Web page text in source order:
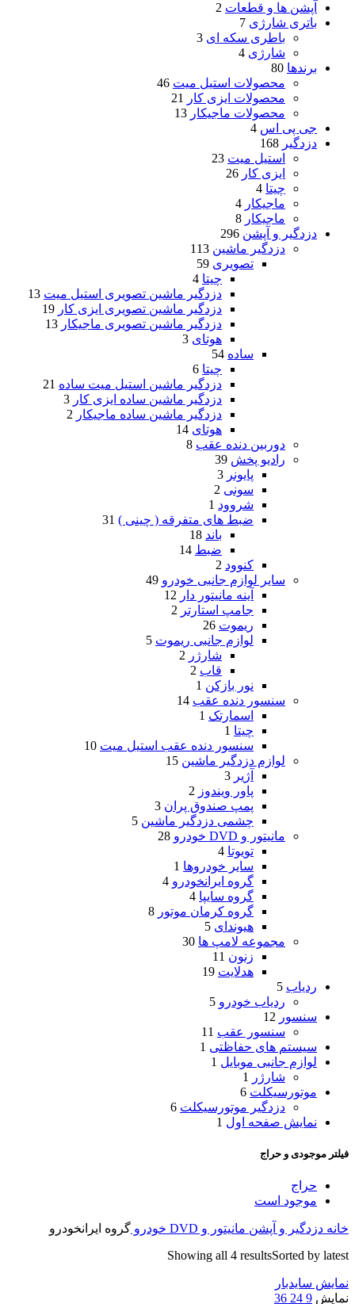
آپشن ها و قطعات 2
باتری شارژی 7
باطری سکه ای 3
شارژی 4
برندها 80
محصولات استیل میت 46
محصولات ایزی کار
21
محصولات ماجیکار 13
جی پی اس 4
دزدگیر 168
استیل میت 23
ایزی کار 26
چیتا 4
ماجیکار 4
ماجیکار 8
دزدگیر و آپشن 296
دزدگیر ماشین 113
تصویری 59
چیتا 4
دزدگیر ماشین تصویری استیل میت 13
دزدگیر ماشین تصویری ایزی کار 19
دزدگیر ماشین تصویری ماجیکار 13
هوتای 3
ساده 54
چیتا 6
دزدگیر ماشین استیل میت ساده 21
دزدگیر ماشین ساده ایزی کار 3
دزدگیر ماشین ساده ماجیکار 2
هوتای 14
دوربین دنده عقب 8
رادیو پخش 39
پایونر 3
سونی 2
شروود 1
ضبط های متفرقه ( چینی ) 31
باند 18
ضبط 14
کنوود 2
سایر لوازم جانبی خودرو 49
آینه مانیتور دار 12
جامپ استارتر 2
ریموت 26
لوازم جانبی ریموت 5
شارژر 2
قاب 2
نور بازکن 1
سنسور دنده عقب 14
اسمارتک 1
چیتا 1
سنسور دنده عقب استیل میت 10
لوازم دزدگیر ماشین 15
آژیر 3
پاور ویندوز 2
پمپ صندوق پران 3
چشمی دزدگیر ماشین 5
مانیتور و DVD خودرو
28
تویوتا 4
سایر خودروها 1
گروه ایرانخودرو 4
گروه سایپا 4
گروه کرمان موتور 8
هیوندای 5
مجموعه لامپ ها 30
زنون 11
هدلایت 19
ردیاب 5
ردیاب خودرو 5
سنسور 12
سنسور عقب 11
سیستم های حفاظتی 1
لوازم جانبی موبایل 1
شارژر
1
موتورسیکلت 6
دزدگیر موتورسیکلت 6
نمایش صفحه اول 1
فیلتر موجودی و حراج
حراج
موجود است
خانه دزدگیر و آپشن مانیتور و DVD خودرو
گروه ایرانخودرو
Showing all 4 resultsSorted by latest
نمایش سایدبار
نمایش 9
24
36